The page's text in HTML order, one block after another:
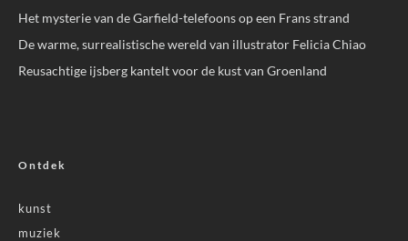
Het mysterie van de Garfield-telefoons op een Frans strand
De warme, surrealistische wereld van illustrator Felicia Chiao
Reusachtige ijsberg kantelt voor de kust van Groenland
Ontdek
kunst
muziek